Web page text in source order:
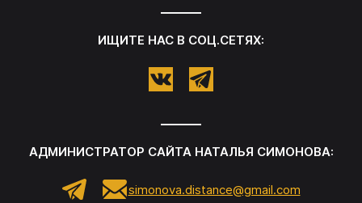
ИЩИТЕ НАС В СОЦ.СЕТЯХ:
АДМИНИСТРАТОР САЙТА НАТАЛЬЯ СИМОНОВА:
simonova.distance@gmail.com